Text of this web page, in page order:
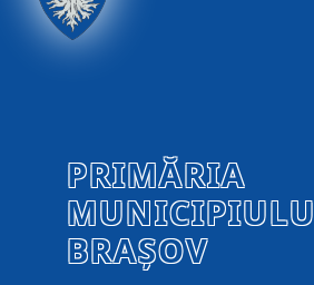
PRIMĂRIA
BRAȘOV